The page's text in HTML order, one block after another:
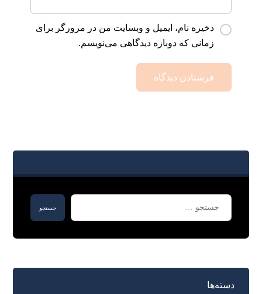
ذخیره نام، ایمیل و وبسایت من در مرورگر برای
زمانی که دوباره دیدگاهی می‌نویسم.
دسته‌ها